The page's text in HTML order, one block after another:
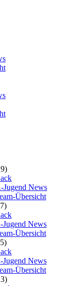
Jugend News
Übersicht
Jugend News
Übersicht
Jugend News
Übersicht